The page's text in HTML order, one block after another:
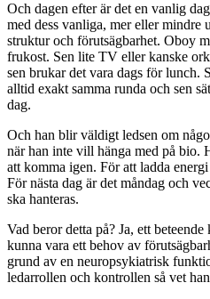
Och dagen efter är det en vanlig
med dess vanliga, mer eller mindre
struktur och förutsägbarhet. Oboy
frukost. Sen lite TV eller kanske
sen brukar det vara dags för lunch.
alltid exakt samma runda och sen
dag.
Och han blir väldigt ledsen om
när han inte vill hänga med på bio.
att komma igen. För att ladda
För nästa dag är det måndag och
ska hanteras.
Vad beror detta på? Ja, ett
kunna vara ett behov av
grund av en neuropsykiatrisk
ledarrollen och kontrollen så vet